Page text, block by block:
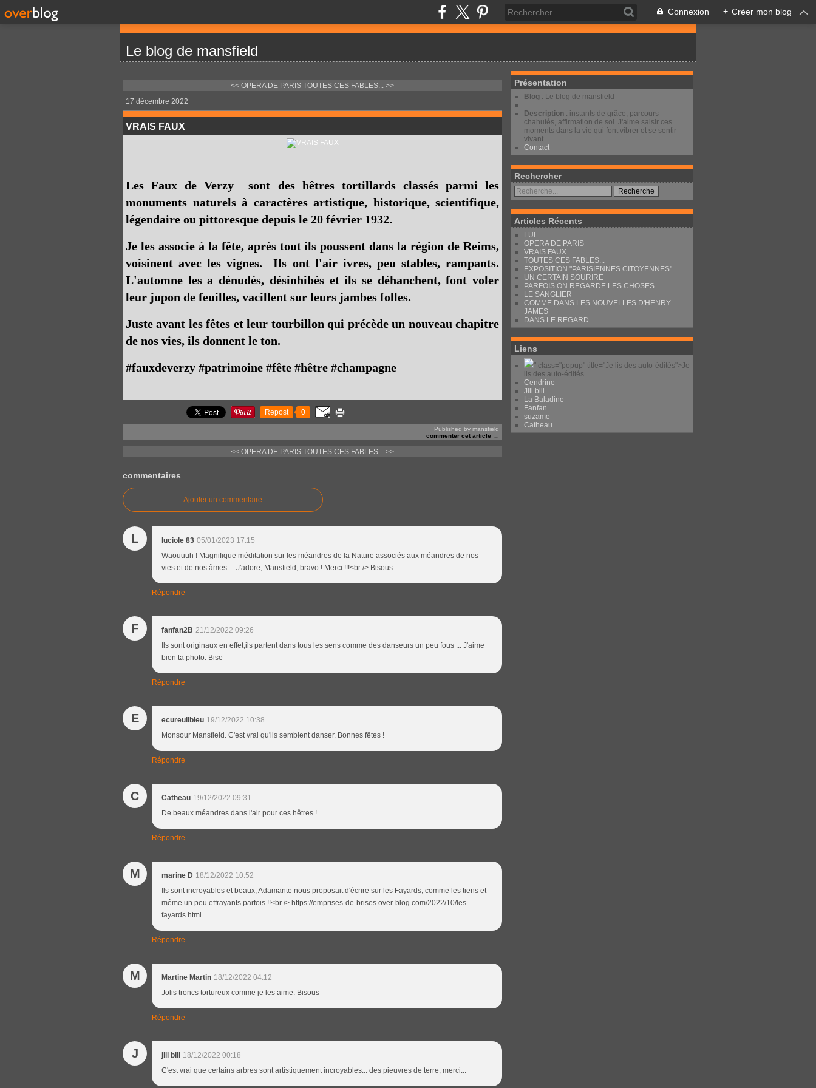
Connexion + Créer mon blog
Le blog de mansfield
<< OPERA DE PARIS TOUTES CES FABLES... >>
17 décembre 2022
VRAIS FAUX
Les Faux de Verzy sont des hêtres tortillards classés parmi les
monuments naturels à caractères artistique, historique, scientifique,
légendaire ou pittoresque depuis le 20 février 1932.
Je les associe à la fête, après tout ils poussent dans la région de Reims,
voisinent avec les vignes. Ils ont l'air ivres, peu stables, rampants.
L'automne les a dénudés, désinhibés et ils se déhanchent, font voler
leur jupon de feuilles, vacillent sur leurs jambes folles.
Juste avant les fêtes et leur tourbillon qui précède un nouveau chapitre
de nos vies, ils donnent le ton.
#fauxdeverzy #patrimoine #fête #hêtre #champagne
Repost 0
Published by mansfield
commenter cet article …
<< OPERA DE PARIS TOUTES CES FABLES... >>
commentaires
Ajouter un commentaire
L luciole 83 05/01/2023 17:15
Waouuuh ! Magnifique méditation sur les méandres de la Nature associés aux méandres de nos
vies et de nos âmes.... J'adore, Mansfield, bravo ! Merci !!!<br /> Bisous
Répondre
F fanfan2B 21/12/2022 09:26
Ils sont originaux en effet;ils partent dans tous les sens comme des danseurs un peu fous ... J'aime
bien ta photo. Bise
Répondre
E ecureuilbleu 19/12/2022 10:38
Monsour Mansfield. C'est vrai qu'ils semblent danser. Bonnes fêtes !
Répondre
C Catheau 19/12/2022 09:31
De beaux méandres dans l'air pour ces hêtres !
Répondre
M marine D 18/12/2022 10:52
Ils sont incroyables et beaux, Adamante nous proposait d'écrire sur les Fayards, comme les tiens et
même un peu effrayants parfois !!<br /> https://emprises-de-brises.over-blog.com/2022/10/les-
fayards.html
Répondre
M Martine Martin 18/12/2022 04:12
Jolis troncs tortureux comme je les aime. Bisous
Répondre
J jill bill 18/12/2022 00:18
C'est vrai que certains arbres sont artistiquement incroyables... des pieuvres de terre, merci...
Présentation
Blog : Le blog de mansfield
Description : instants de grâce, parcours
chahutés, affirmation de soi. J'aime saisir ces
moments dans la vie qui font vibrer et se sentir
vivant.
Contact
Rechercher
Articles Récents
LUI
OPERA DE PARIS
VRAIS FAUX
TOUTES CES FABLES...
EXPOSITION "PARISIENNES CITOYENNES"
UN CERTAIN SOURIRE
PARFOIS ON REGARDE LES CHOSES...
LE SANGLIER
COMME DANS LES NOUVELLES D'HENRY
JAMES
DANS LE REGARD
Liens
" class="popup" title="Je lis des auto-édités">Je
lis des auto-édités
Cendrine
Jill bill
La Baladine
Fanfan
suzame
Catheau